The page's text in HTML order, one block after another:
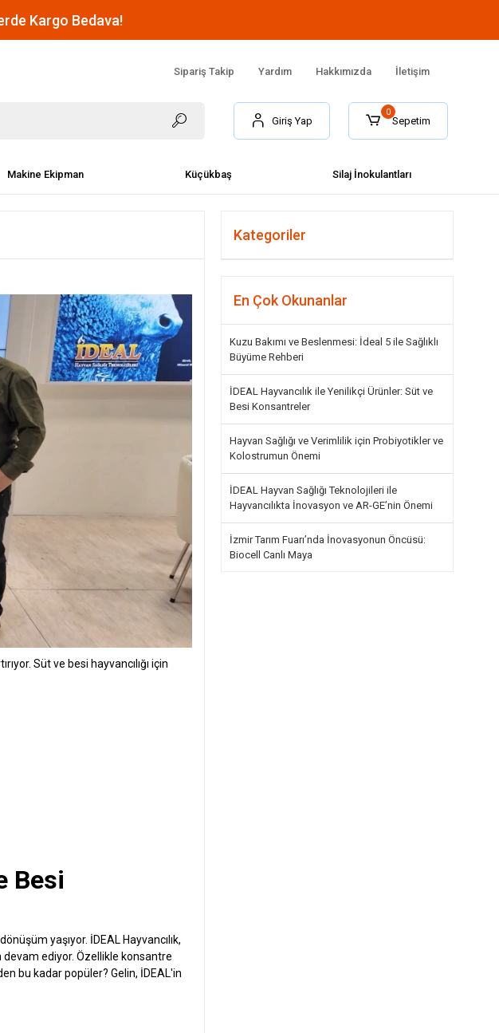
Kargo Bedava!
Sipariş Takip Yardım Hakkımızda İletişim
Giriş Yap
0
Sepetim
Makine Ekipman Küçükbaş Silaj İnokulantları
Süt ve besi hayvancılığı için
Besi
yaşıyor. İDEAL Hayvancılık,
ediyor. Özellikle konsantre
bu kadar popüler? Gelin, İDEAL'in
Kategoriler
En Çok Okunanlar
Kuzu Bakımı ve Beslenmesi: İdeal 5 ile Sağlıklı
Büyüme Rehberi
İDEAL Hayvancılık ile Yenilikçi Ürünler: Süt ve
Besi Konsantreler
Hayvan Sağlığı ve Verimlilik için Probiyotikler ve
Kolostrumun Önemi
İDEAL Hayvan Sağlığı Teknolojileri ile
Hayvancılıkta İnovasyon ve AR-GE’nin Önemi
İzmir Tarım Fuarı’nda İnovasyonun Öncüsü:
Biocell Canlı Maya